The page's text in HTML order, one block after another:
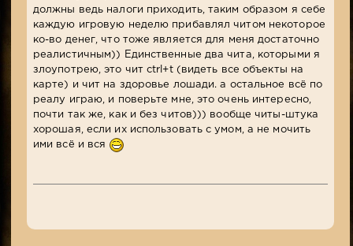
должны ведь налоги приходить, таким образом я себе
каждую игровую неделю прибавлял читом некоторое
ко-во денег, что тоже является для меня достаточно
реалистичным)) Единственные два чита, которыми я
злоупотрею, это чит ctrl+t (видеть все объекты на
карте) и чит на здоровье лошади. а остальное всё по
реалу играю, и поверьте мне, это очень интересно,
почти так же, как и без читов))) вообще читы-штука
хорошая, если их использовать с умом, а не мочить
ими всё и вся